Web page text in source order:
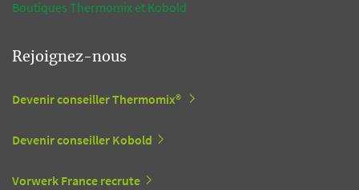
Boutiques Thermomix et Kobold
Rejoignez-nous
Devenir conseiller Thermomix®
Devenir conseiller Kobold
Vorwerk France recrute